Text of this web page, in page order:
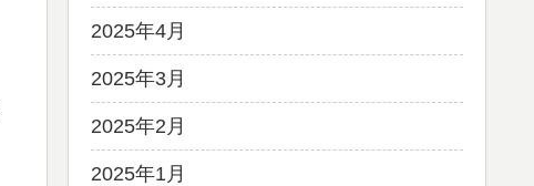
2025年4月
2025年3月
2025年2月
2025年1月